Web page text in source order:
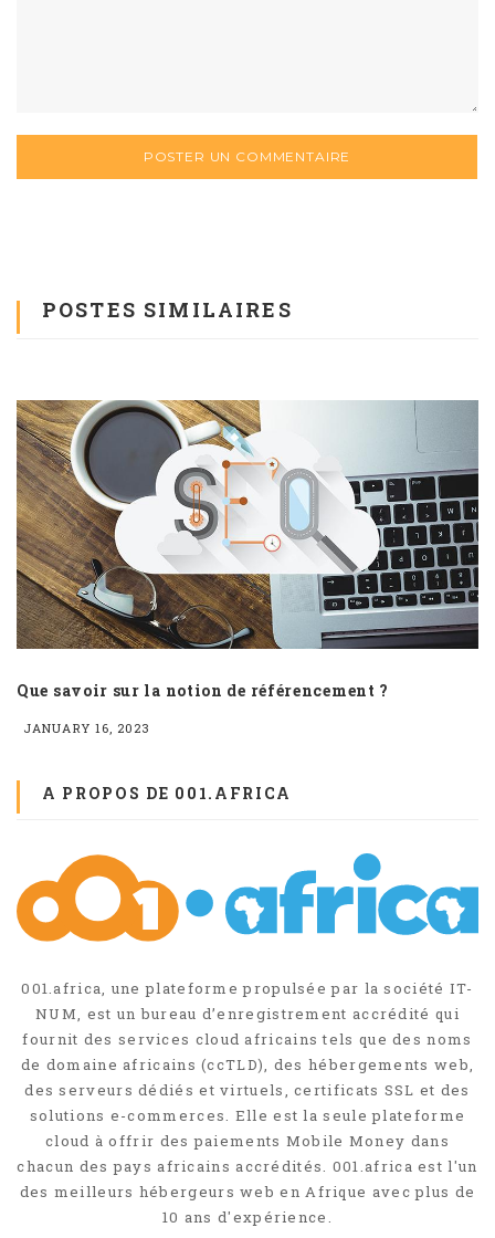
POSTES SIMILAIRES
Que savoir sur la notion de référencement ?
JANUARY 16, 2023
A PROPOS DE 001.AFRICA
001.africa, une plateforme propulsée par la société IT-
NUM, est un bureau d’enregistrement accrédité qui
fournit des services cloud africains tels que des noms
de domaine africains (ccTLD), des hébergements web,
des serveurs dédiés et virtuels, certificats SSL et des
solutions e-commerces. Elle est la seule plateforme
cloud à offrir des paiements Mobile Money dans
chacun des pays africains accrédités. 001.africa est l'un
des meilleurs hébergeurs web en Afrique avec plus de
10 ans d'expérience.